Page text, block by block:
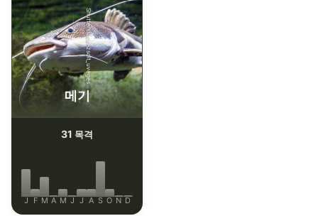
Shutterstock-zsolt_uveges
메기
31 목격
J F M A M J J A S O N D
Use profiles to select personalised
advertising
Create profiles to personalise content
Use profiles to select personalised content
Measure content performance
Understand audiences through statistics or
combinations of data from different sources
Develop and improve services